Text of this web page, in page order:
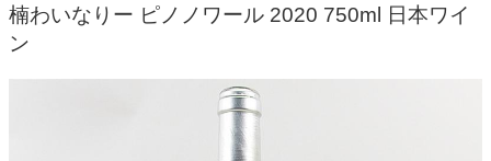
楠わいなりー ピノノワール 2020 750ml 日本ワイ
ン